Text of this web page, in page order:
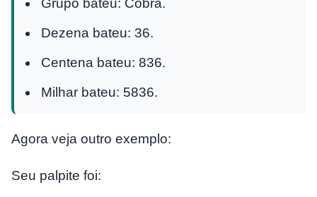
Grupo bateu: Cobra.
Dezena bateu: 36.
Centena bateu: 836.
Milhar bateu: 5836.
Agora veja outro exemplo:
Seu palpite foi: